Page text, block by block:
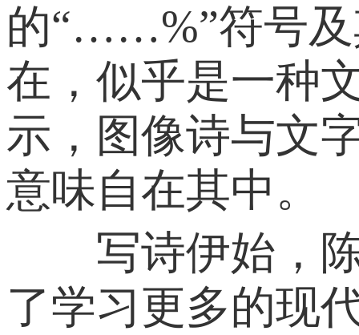
的“……%”符号及
在，似乎是一种
示，图像诗与文
意味自在其中。
写诗伊始，陈
了学习更多的现